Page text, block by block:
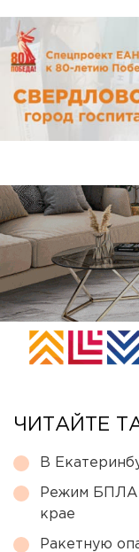
ЧИТАЙТЕ
В
Режим
крае
Ракетную